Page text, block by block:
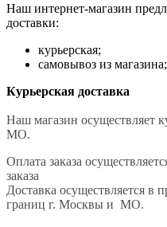
Наш интернет-магазин
доставки:
курьерская;
самовывоз из магазина;
Курьерская доставка
Наш магазин осуществляет
МО.
Оплата заказа
заказа
Доставка осуществляется в
границ г. Москвы и МО.